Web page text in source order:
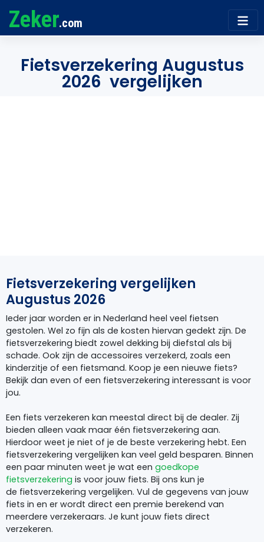
Zeker.com
Fietsverzekering Augustus
2026 vergelijken
Fietsverzekering vergelijken
Augustus 2026
Ieder jaar worden er in Nederland heel veel fietsen
gestolen. Wel zo fijn als de kosten hiervan gedekt zijn. De
fietsverzekering biedt zowel dekking bij diefstal als bij
schade. Ook zijn de accessoires verzekerd, zoals een
kinderzitje of een fietsmand. Koop je een nieuwe fiets?
Bekijk dan even of een fietsverzekering interessant is voor
jou.
Een fiets verzekeren kan meestal direct bij de dealer. Zij
bieden alleen vaak maar één fietsverzekering aan.
Hierdoor weet je niet of je de beste verzekering hebt. Een
fietsverzekering vergelijken kan veel geld besparen. Binnen
een paar minuten weet je wat een goedkope
fietsverzekering is voor jouw fiets. Bij ons kun je
de fietsverzekering vergelijken. Vul de gegevens van jouw
fiets in en er wordt direct een premie berekend van
meerdere verzekeraars. Je kunt jouw fiets direct
verzekeren.